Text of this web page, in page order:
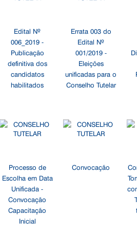
Edital Nº
006_2019 -
Publicação
definitiva dos
candidatos
habilitados
Errata 003 do
Edital Nº
001/2019 -
Eleições
unificadas para o
Conselho Tutelar
Processo de
Escolha em Data
Unificada -
Convocação
Capacitação
Inicial
Convocação